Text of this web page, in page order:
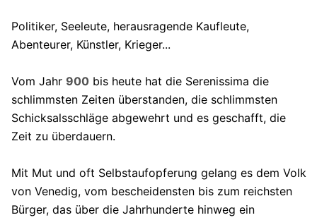
Politiker, Seeleute, herausragende Kaufleute,
Abenteurer, Künstler, Krieger...
Vom Jahr 900bis heute hat die Serenissima die
schlimmsten Zeiten überstanden, die schlimmsten
Schicksalsschläge abgewehrt und es geschafft, die
Zeit zu überdauern.
Mit Mut und oft Selbstaufopferung gelang es dem Volk
von Venedig, vom bescheidensten bis zum reichsten
Bürger, das über die Jahrhunderte hinweg ein